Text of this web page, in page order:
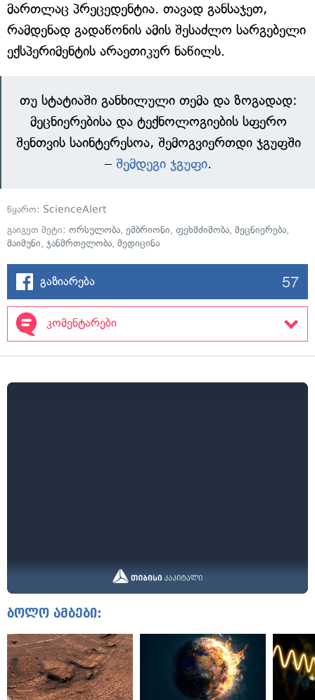
მართლაც პრეცედენტია. თავად განსაჯეთ,
რამდენად გადაწონის ამის შესაძლო სარგებელი
ექსპერიმენტის არაეთიკურ ნაწილს.
თუ სტატიაში განხილული თემა და ზოგადად:
მეცნიერებისა და ტექნოლოგიების სფერო
შენთვის საინტერესოა, შემოგვიერთდი ჯგუფში
– შემდეგი ჯგუფი.
წყარო: ScienceAlert
გაიგეთ მეტი: ორსულობა, ემბრიონი, ფეხმძიმობა, მეცნიერება,
მაიმუნი, ჯანმრთელობა, მედიცინა
გაზიარება 57
კომენტარები
ბოლო ამბები: